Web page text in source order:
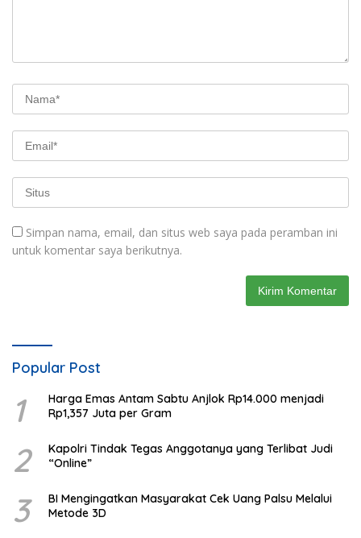
Simpan nama, email, dan situs web saya pada peramban ini
untuk komentar saya berikutnya.
Popular Post
1
Harga Emas Antam Sabtu Anjlok Rp14.000 menjadi
Rp1,357 Juta per Gram
2
Kapolri Tindak Tegas Anggotanya yang Terlibat Judi
“Online”
3
BI Mengingatkan Masyarakat Cek Uang Palsu Melalui
Metode 3D